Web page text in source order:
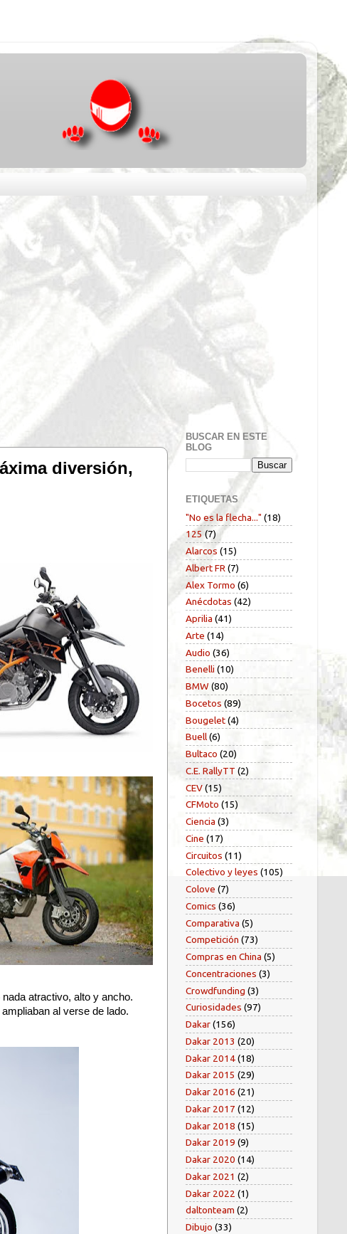
diversión,
atractivo, alto y ancho.
al verse de lado.
BUSCAR EN ESTE
BLOG
ETIQUETAS
"No es la flecha..." (18)
125 (7)
Alarcos (15)
Albert FR (7)
Alex Tormo (6)
Anécdotas (42)
Aprilia (41)
Arte (14)
Audio (36)
Benelli (10)
BMW (80)
Bocetos (89)
Bougelet(4)
Buell(6)
Bultaco (20)
C.E. RallyTT (2)
CEV(15)
CFMoto (15)
Ciencia (3)
Cine (17)
Circuitos (11)
Colectivo y leyes (105)
Colove (7)
Comics (36)
Comparativa (5)
Competición (73)
Compras en China (5)
Concentraciones (3)
Crowdfunding (3)
Curiosidades (97)
Dakar(156)
Dakar 2013 (20)
Dakar 2014(18)
Dakar 2015 (29)
Dakar 2016 (21)
Dakar 2017 (12)
Dakar 2018 (15)
Dakar 2019 (9)
Dakar 2020 (14)
Dakar 2021 (2)
Dakar 2022 (1)
daltonteam (2)
Dibujo (33)